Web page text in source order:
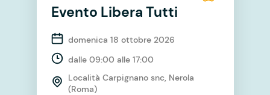
Evento Libera Tutti
domenica 18 ottobre 2026
dalle 09:00 alle 17:00
Località Carpignano snc, Nerola
(Roma)